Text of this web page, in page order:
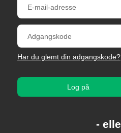
Har du glemt din adgangskode?
Log på